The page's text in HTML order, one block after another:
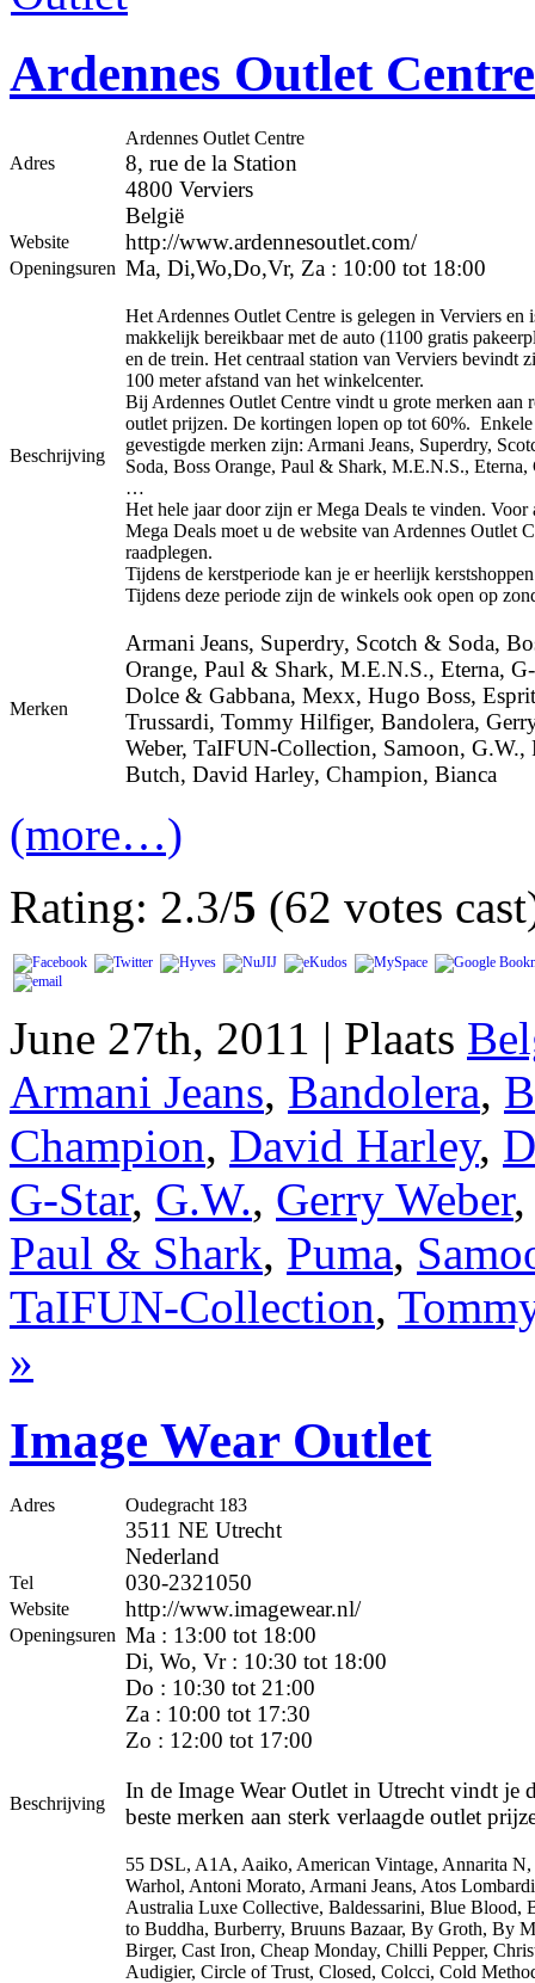
Ardennes Outlet Centre
Ardennes Outlet Centre
Adres
8, rue de la Station
4800 Verviers
België
Website http://www.ardennesoutlet.com/
Openingsuren Ma, Di,Wo,Do,Vr, Za : 10:00 tot 18:00
Beschrijving
Het Ardennes Outlet Centre is gelegen in Verviers en
makkelijk bereikbaar met de auto (1100 gratis
en de trein. Het centraal station van Verviers bevindt
100 meter afstand van het winkelcenter.
Bij Ardennes Outlet Centre vindt u grote merken aan
outlet prijzen. De kortingen lopen op tot 60%. Enkele
gevestigde merken zijn: Armani Jeans, Superdry,
Soda, Boss Orange, Paul & Shark, M.E.N.S., Eterna,
…
Het hele jaar door zijn er Mega Deals te vinden. Voor
Mega Deals moet u de website van Ardennes Outlet
raadplegen.
Tijdens de kerstperiode kan je er heerlijk
Tijdens deze periode zijn de winkels ook open op
Merken
Armani Jeans, Superdry, Scotch & Soda,
Orange, Paul & Shark, M.E.N.S., Eterna,
Dolce & Gabbana, Mexx, Hugo Boss,
Trussardi, Tommy Hilfiger, Bandolera,
Weber, TaIFUN-Collection, Samoon, G.W.,
Butch, David Harley, Champion, Bianca
(more…)
Rating: 2.3/5 (62 votes
June 27th, 2011 | Plaats
Armani Jeans, Bandolera,
Champion, David Harley,
G-Star, G.W., Gerry Weber
Paul & Shark, Puma,
TaIFUN-Collection,
»
Image Wear Outlet
Adres Oudegracht 183
3511 NE Utrecht
Nederland
Tel 030-2321050
Website http://www.imagewear.nl/
Openingsuren Ma : 13:00 tot 18:00
Di, Wo, Vr : 10:30 tot 18:00
Do : 10:30 tot 21:00
Za : 10:00 tot 17:30
Zo : 12:00 tot 17:00
Beschrijving
In de Image Wear Outlet in Utrecht vindt je
beste merken aan sterk verlaagde outlet
55 DSL, A1A, Aaiko, American Vintage, Annarita
Warhol, Antoni Morato, Armani Jeans, Atos
Australia Luxe Collective, Baldessarini, Blue Blood,
to Buddha, Burberry, Bruuns Bazaar, By Groth, By
Birger, Cast Iron, Cheap Monday, Chilli Pepper,
Audigier, Circle of Trust, Closed, Colcci, Cold